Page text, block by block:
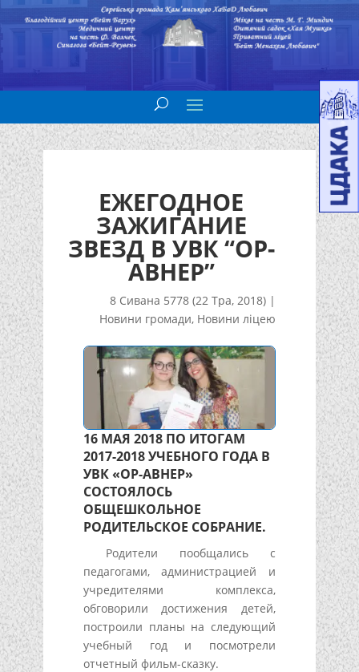
ЕЖЕГОДНОЕ
ЗАЖИГАНИЕ
ЗВЕЗД В УВК “ОР-
АВНЕР”
8 Сивана 5778 (22 Тра, 2018) |
Новини громади, Новини ліцею
16 МАЯ 2018 ПО ИТОГАМ
2017-2018 УЧЕБНОГО ГОДА В
УВК «ОР-АВНЕР»
СОСТОЯЛОСЬ
ОБЩЕШКОЛЬНОЕ
РОДИТЕЛЬСКОЕ СОБРАНИЕ.
Родители пообщались с
педагогами, администрацией и
учредителями комплекса,
обговорили достижения детей,
построили планы на следующий
учебный год и посмотрели
отчетный фильм-сказку.